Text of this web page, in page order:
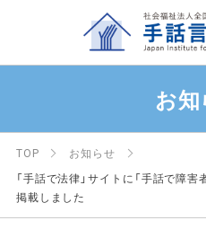
お
TOP
お知らせ
「手話で法律」サイトに「手話で障
掲載しました